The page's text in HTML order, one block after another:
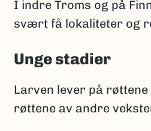
I indre Troms og på
svært få lokaliteter og
Unge stadier
Larven lever på
røttene av andre